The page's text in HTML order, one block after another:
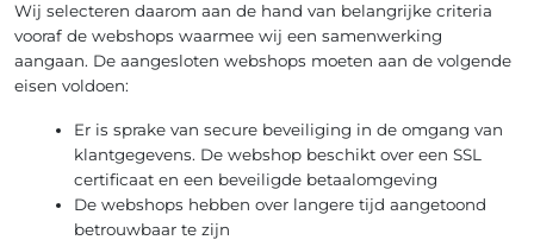
Wij selecteren daarom aan de hand van belangrijke criteria
vooraf de webshops waarmee wij een samenwerking
aangaan. De aangesloten webshops moeten aan de volgende
eisen voldoen:
Er is sprake van secure beveiliging in de omgang van
klantgegevens. De webshop beschikt over een SSL
certificaat en een beveiligde betaalomgeving
De webshops hebben over langere tijd aangetoond
betrouwbaar te zijn